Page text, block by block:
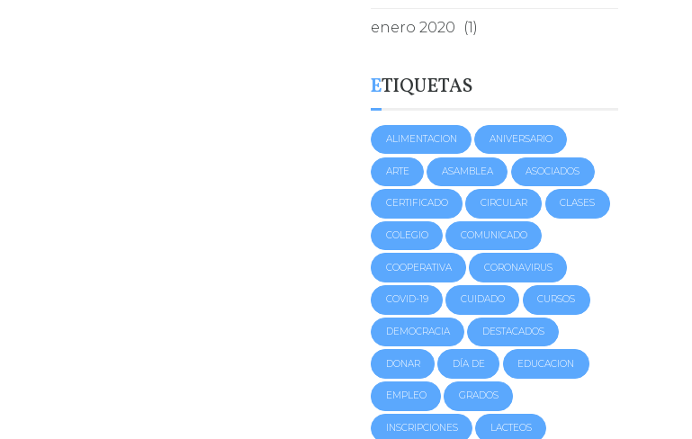
enero 2020 (1)
ETIQUETAS
ALIMENTACION ANIVERSARIO
ARTE ASAMBLEA ASOCIADOS
CERTIFICADO CIRCULAR CLASES
COLEGIO COMUNICADO
COOPERATIVA CORONAVIRUS
COVID-19 CUIDADO CURSOS
DEMOCRACIA DESTACADOS
DONAR DÍA DE EDUCACION
EMPLEO GRADOS
INSCRIPCIONES LACTEOS